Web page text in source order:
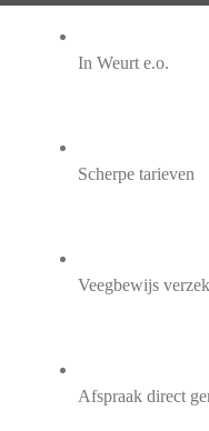
In Weurt e.o.
Scherpe tarieven
Veegbewijs
Afspraak direct